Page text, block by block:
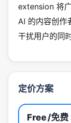
extension 将
AI 的内容创作
干扰用户的同
定价方案
Free/免费